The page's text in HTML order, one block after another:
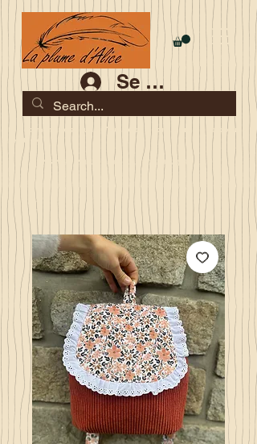
Se connecter
Les commandes jusqu'au 2 août sont garanties pour la
rentrée
Je serai en congés du 10 au 23 août